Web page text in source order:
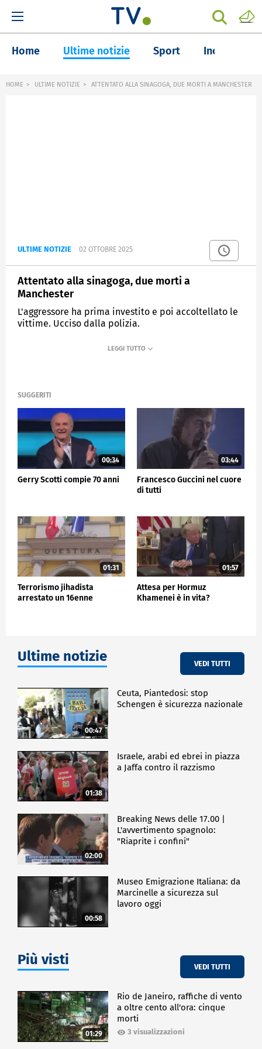
Home Ultime notizie Sport Inchieste
HOME ULTIME NOTIZIE ATTENTATO ALLA SINAGOGA, DUE MORTI A MANCHESTER
ULTIME NOTIZIE 02 OTTOBRE 2025
Attentato alla sinagoga, due morti a
Manchester
L'aggressore ha prima investito e poi accoltellato le
vittime. Ucciso dalla polizia.
SUGGERITI
00:34
Gerry Scotti compie 70 anni
03:44
Francesco Guccini nel cuore
di tutti
01:31
Terrorismo jihadista
arrestato un 16enne
01:57
Attesa per Hormuz
Khamenei è in vita?
Ultime notizie VEDI TUTTI
00:47
Ceuta, Piantedosi: stop
Schengen è sicurezza nazionale
01:38
Israele, arabi ed ebrei in piazza
a Jaffa contro il razzismo
02:00
Breaking News delle 17.00 |
L'avvertimento spagnolo:
"Riaprite i confini"
00:58
Museo Emigrazione Italiana: da
Marcinelle a sicurezza sul
lavoro oggi
Più visti VEDI TUTTI
01:29
Rio de Janeiro, raffiche di vento
a oltre cento all'ora: cinque
morti
3 visualizzazioni